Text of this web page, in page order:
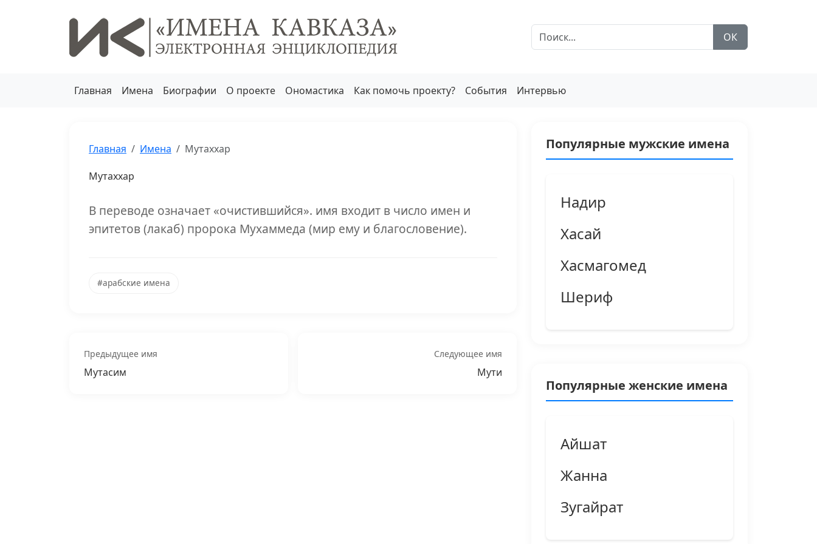
ОК
Главная Имена Биографии О проекте Ономастика Как помочь проекту? События Интервью
Главная Имена Мутаххар
Мутаххар
В переводе означает «очистившийся». имя входит в число имен и
эпитетов (лакаб) пророка Мухаммеда (мир ему и благословение).
#арабские имена
Предыдущее имя
Мутасим
Следующее имя
Мути
Популярные мужские имена
Надир
Хасай
Хасмагомед
Шериф
Популярные женские имена
Айшат
Жанна
Зугайрат